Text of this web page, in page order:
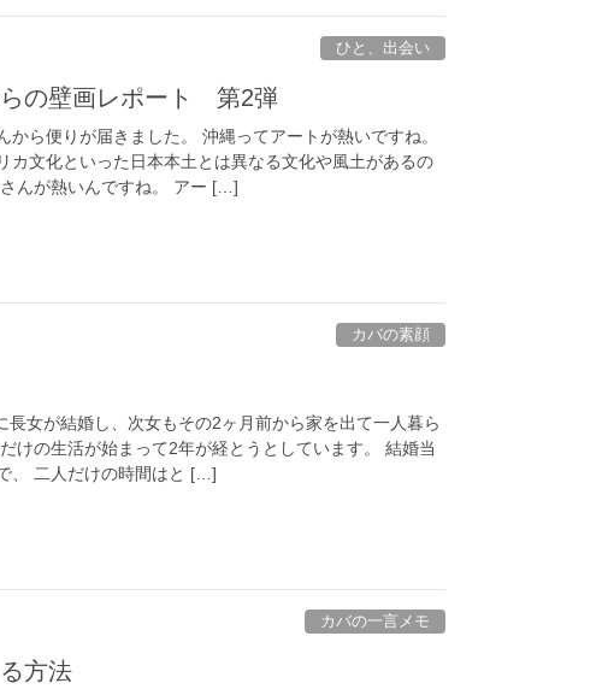
ひと、出会い
の壁画レポート 第2弾
から便りが届きました。 沖縄ってアートが熱いですね。
カ文化といった日本本土とは異なる文化や風土があるの
んが熱いんですね。 アー […]
カバの素顔
長女が結婚し、次女もその2ヶ月前から家を出て一人暮ら
けの生活が始まって2年が経とうとしています。 結婚当
、 二人だけの時間はと […]
カバの一言メモ
方法